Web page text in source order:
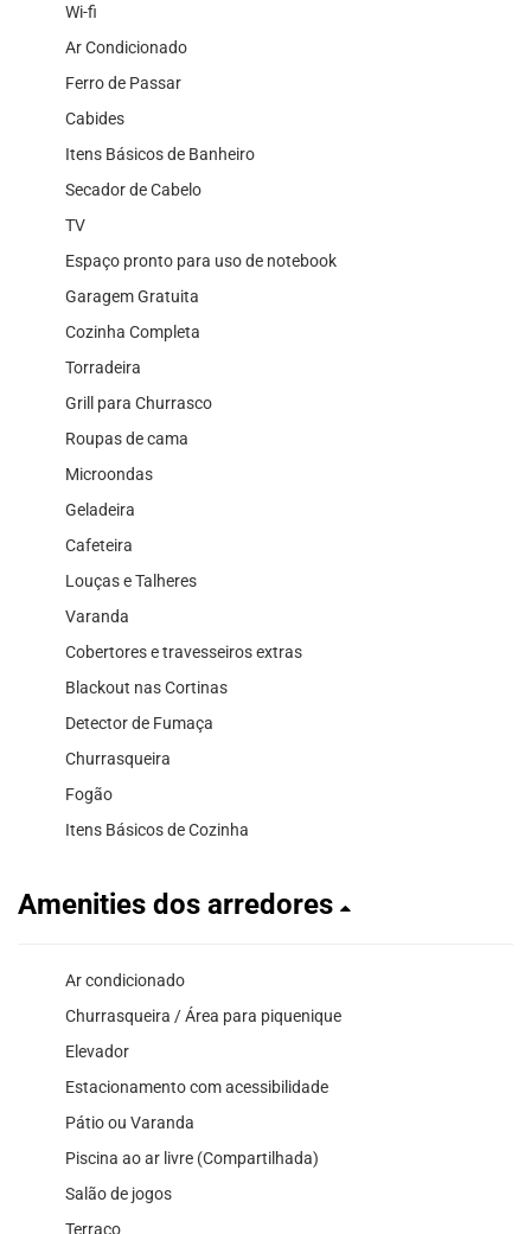
Wi-fi
Ar Condicionado
Ferro de Passar
Cabides
Itens Básicos de Banheiro
Secador de Cabelo
TV
Espaço pronto para uso de notebook
Garagem Gratuita
Cozinha Completa
Torradeira
Grill para Churrasco
Roupas de cama
Microondas
Geladeira
Cafeteira
Louças e Talheres
Varanda
Cobertores e travesseiros extras
Blackout nas Cortinas
Detector de Fumaça
Churrasqueira
Fogão
Itens Básicos de Cozinha
Amenities dos arredores
Ar condicionado
Churrasqueira / Área para piquenique
Elevador
Estacionamento com acessibilidade
Pátio ou Varanda
Piscina ao ar livre (Compartilhada)
Salão de jogos
Terraço